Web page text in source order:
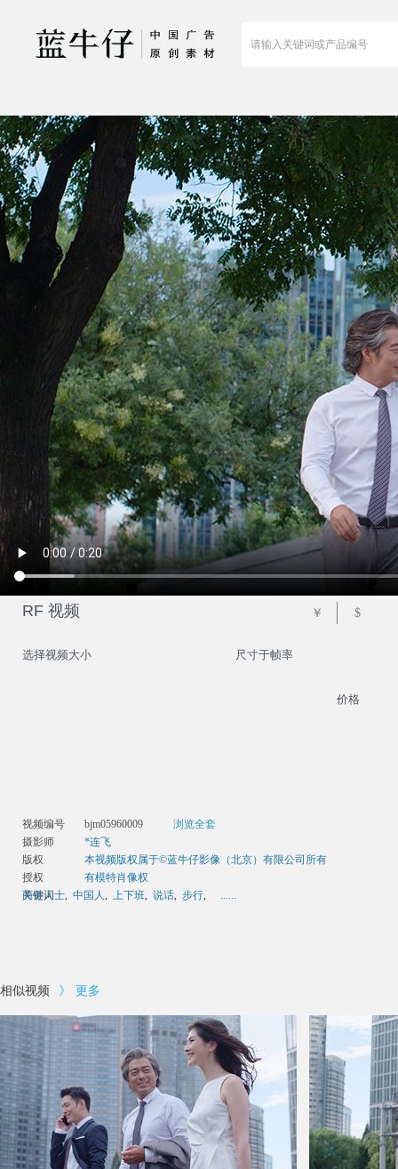
选择视频大小 尺寸于帧率
价格
RF 视频 ￥ $
视频编号 bjm05960009
浏览全套
摄影师
*连飞
版权
本视频版权属于©蓝牛仔影像（北京）有限公司所有
授权
有模特肖像权
关键词
商务人士, 中国人, 上下班, 说话, 步行, ......
相似视频 》 更多